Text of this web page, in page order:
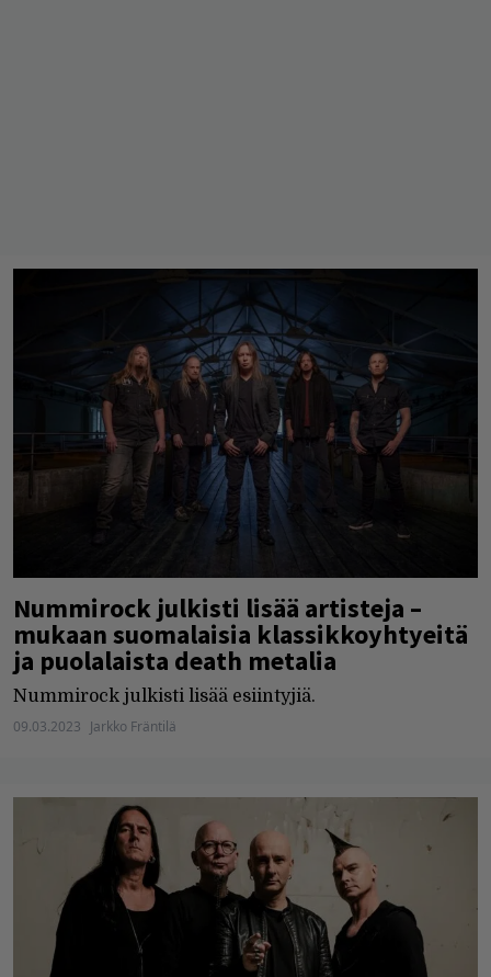
Nummirock julkisti lisää artisteja –
mukaan suomalaisia klassikkoyhtyeitä
ja puolalaista death metalia
Nummirock julkisti lisää esiintyjiä.
09.03.2023 Jarkko Fräntilä